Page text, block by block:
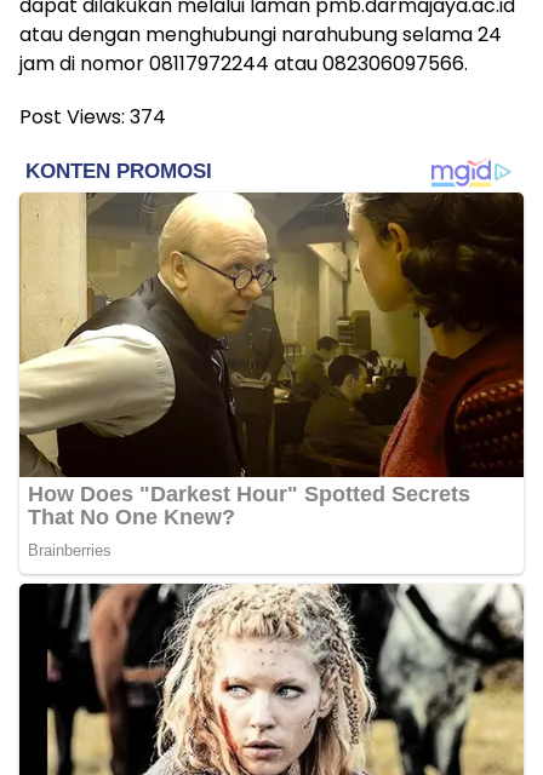
dapat dilakukan melalui laman pmb.darmajaya.ac.id
atau dengan menghubungi narahubung selama 24
jam di nomor 08117972244 atau 082306097566.
Post Views: 374